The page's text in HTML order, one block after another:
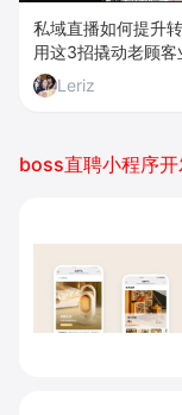
私域直播如何提升
用这3招撬动老顾客
Leriz
boss直聘小程序